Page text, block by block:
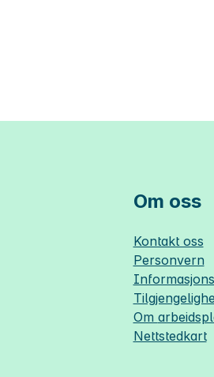
Om oss
Kontakt oss
Personvern
Om
Nettstedkart